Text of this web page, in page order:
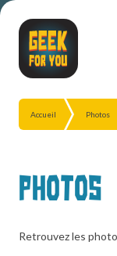
Accueil Photos
Photos
Retrouvez les